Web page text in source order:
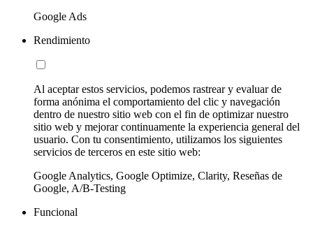
Google Ads
Rendimiento
Al aceptar estos servicios, podemos rastrear y evaluar de
forma anónima el comportamiento del clic y navegación
dentro de nuestro sitio web con el fin de optimizar nuestro
sitio web y mejorar continuamente la experiencia general del
usuario. Con tu consentimiento, utilizamos los siguientes
servicios de terceros en este sitio web:
Google Analytics, Google Optimize, Clarity, Reseñas de
Google, A/B-Testing
Funcional